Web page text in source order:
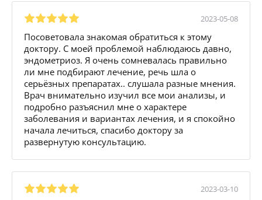
2023-05-08
Посоветовала знакомая обратиться к этому
доктору. С моей проблемой наблюдаюсь давно,
эндометриоз. Я очень сомневалась правильно
ли мне подбирают лечение, речь шла о
серьёзных препаратах.. слушала разные мнения.
Врач внимательно изучил все мои анализы, и
подробно разъяснил мне о характере
заболевания и вариантах лечения, и я спокойно
начала лечиться, спасибо доктору за
развернутую консультацию.
2023-03-10